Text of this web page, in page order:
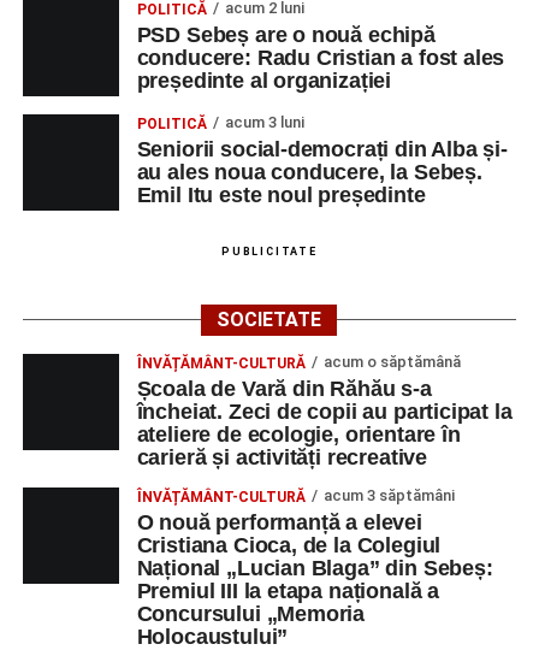
POLITICĂ acum 2 luni
PSD Sebeș are o nouă echipă
conducere: Radu Cristian a fost ales
președinte al organizației
POLITICĂ acum 3 luni
Seniorii social-democrați din Alba și-
au ales noua conducere, la Sebeș.
Emil Itu este noul președinte
PUBLICITATE
SOCIETATE
ÎNVĂȚĂMÂNT-CULTURĂ acum o săptămână
Școala de Vară din Răhău s-a
încheiat. Zeci de copii au participat la
ateliere de ecologie, orientare în
carieră și activități recreative
ÎNVĂȚĂMÂNT-CULTURĂ acum 3 săptămâni
O nouă performanță a elevei
Cristiana Cioca, de la Colegiul
Național „Lucian Blaga” din Sebeș:
Premiul III la etapa națională a
Concursului „Memoria
Holocaustului”